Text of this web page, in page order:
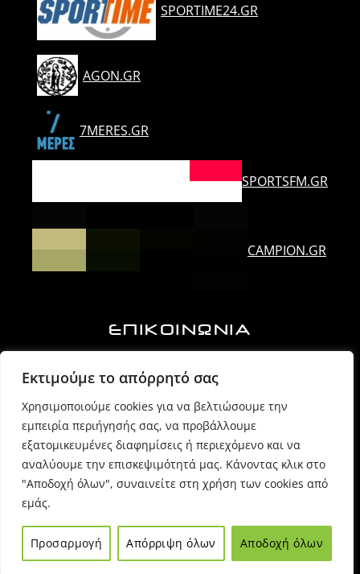
Εκτιμούμε το απόρρητό σας
Χρησιμοποιούμε cookies για να βελτιώσουμε την
εμπειρία περιήγησής σας, να προβάλλουμε
εξατομικευμένες διαφημίσεις ή περιεχόμενο και να
αναλύουμε την επισκεψιμότητά μας. Κάνοντας κλικ στο
"Αποδοχή όλων", συναινείτε στη χρήση των cookies από
εμάς.
Προσαρμογή Απόρριψη όλων Αποδοχή όλων
SPORTIME24.GR
AGON.GR
7MERES.GR
SPORTSFM.GR
CAMPION.GR
ΕΠΙΚΟΙΝΩΝΙΑ
6974725071 (Πρόεδρος Δ.Σ.)
6980054170 (Γραμματέας)
© 2021 Sppartas powered byEntiposis | All rights reserved